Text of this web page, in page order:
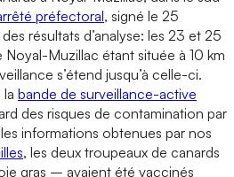
préfectoral, signé le 25
résultats d’analyse: les 23 et 25
Muzillac étant située à 10 km
s’étend jusqu’à celle-ci.
la bande de surveillance-active
des risques de contamination par
informations obtenues par nos
, les deux troupeaux de canards
gras – avaient été vaccinés